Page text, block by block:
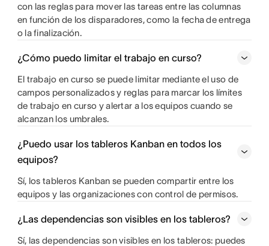
con las reglas para mover las tareas entre las columnas
en función de los disparadores, como la fecha de entrega
o la finalización.
¿Cómo puedo limitar el trabajo en curso?
El trabajo en curso se puede limitar mediante el uso de
campos personalizados y reglas para marcar los límites
de trabajo en curso y alertar a los equipos cuando se
alcanzan los umbrales.
¿Puedo usar los tableros Kanban en todos los
equipos?
Sí, los tableros Kanban se pueden compartir entre los
equipos y las organizaciones con control de permisos.
¿Las dependencias son visibles en los tableros?
Sí, las dependencias son visibles en los tableros: puedes